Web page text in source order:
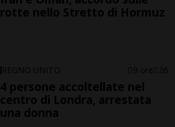
rotte nello Stretto di Hormuz
REGNO UNITO 9 ore 26
4 persone accoltellate nel
centro di Londra, arrestata
una donna